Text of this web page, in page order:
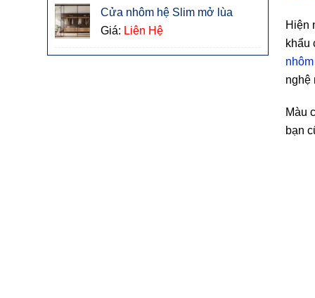
Hiện
khẩu
nghệ
Màu
bạn
Cửa nhôm hệ Slim mở lùa
Giá: Liên Hệ